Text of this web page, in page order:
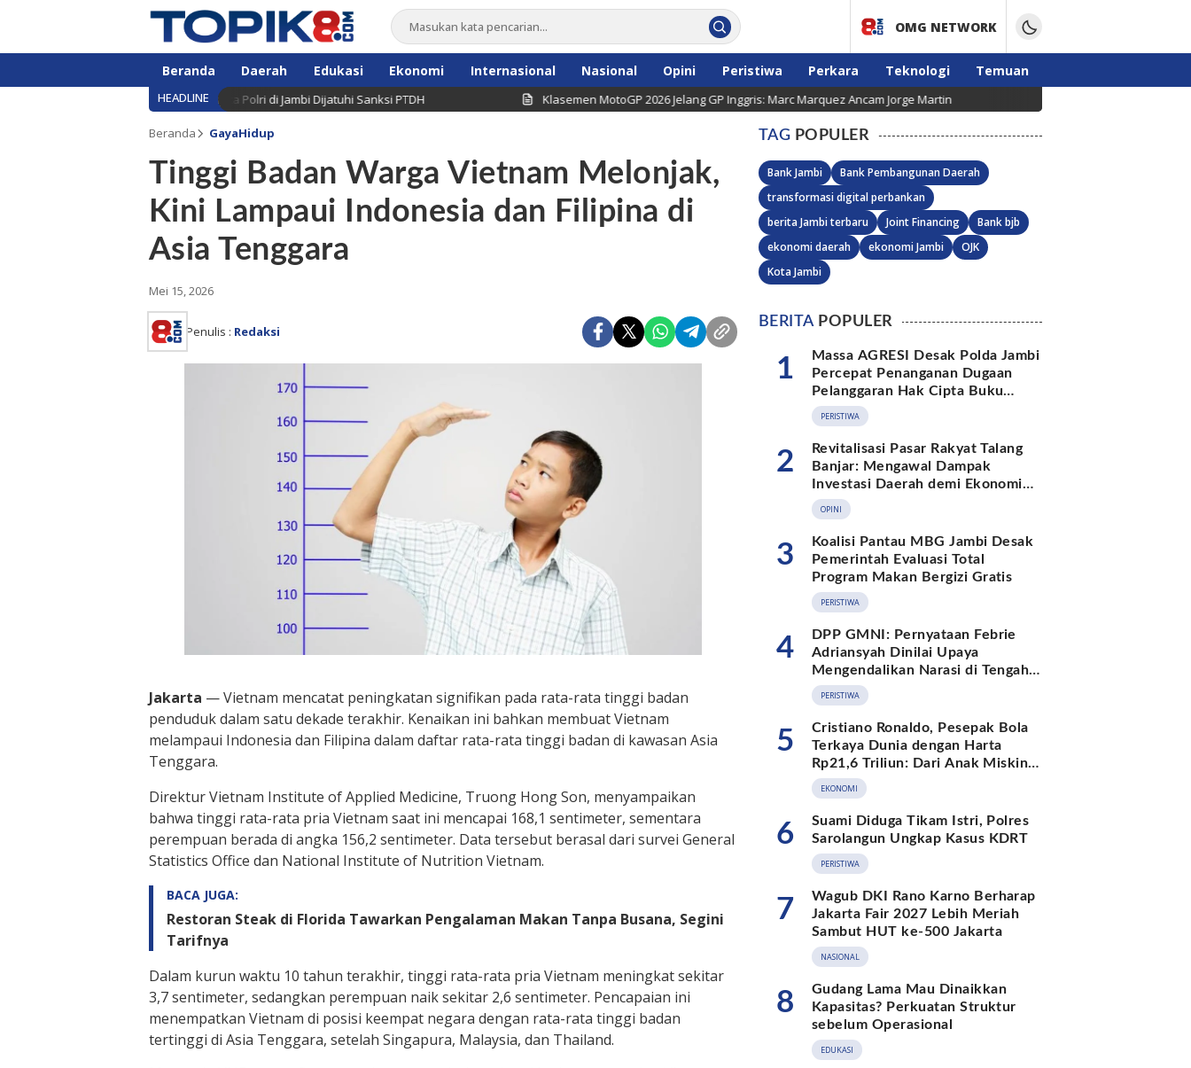
OMG NETWORK
Beranda Daerah Edukasi Ekonomi Internasional Nasional Opini Peristiwa Perkara Teknologi Temuan
HEADLINE
Brigadir EWS, Lima Anggota Polri di Jambi Dijatuhi Sanksi PTDH Klasemen MotoGP 2026 Jelang GP Inggris: Marc Marquez Ancam Jorge Martin
Beranda GayaHidup
Tinggi Badan Warga Vietnam Melonjak,
Kini Lampaui Indonesia dan Filipina di
Asia Tenggara
Mei 15, 2026
Penulis : Redaksi
Jakarta — Vietnam mencatat peningkatan signifikan pada rata-rata tinggi badan
penduduk dalam satu dekade terakhir. Kenaikan ini bahkan membuat Vietnam
melampaui Indonesia dan Filipina dalam daftar rata-rata tinggi badan di kawasan Asia
Tenggara.
Direktur Vietnam Institute of Applied Medicine, Truong Hong Son, menyampaikan
bahwa tinggi rata-rata pria Vietnam saat ini mencapai 168,1 sentimeter, sementara
perempuan berada di angka 156,2 sentimeter. Data tersebut berasal dari survei General
Statistics Office dan National Institute of Nutrition Vietnam.
BACA JUGA:
Restoran Steak di Florida Tawarkan Pengalaman Makan Tanpa Busana, Segini
Tarifnya
Dalam kurun waktu 10 tahun terakhir, tinggi rata-rata pria Vietnam meningkat sekitar
3,7 sentimeter, sedangkan perempuan naik sekitar 2,6 sentimeter. Pencapaian ini
menempatkan Vietnam di posisi keempat negara dengan rata-rata tinggi badan
tertinggi di Asia Tenggara, setelah Singapura, Malaysia, dan Thailand.
TAG POPULER
Bank Jambi
Bank Pembangunan Daerah
transformasi digital perbankan
berita Jambi terbaru
Joint Financing
Bank bjb
ekonomi daerah
ekonomi Jambi
OJK
Kota Jambi
BERITAPOPULER
1
Massa AGRESI Desak Polda Jambi
Percepat Penanganan Dugaan
Pelanggaran Hak Cipta Buku
Hukum Adat Melayu Jambi
PERISTIWA
2
Revitalisasi Pasar Rakyat Talang
Banjar: Mengawal Dampak
Investasi Daerah demi Ekonomi
Berkelanjutan
OPINI
3
Koalisi Pantau MBG Jambi Desak
Pemerintah Evaluasi Total
Program Makan Bergizi Gratis
PERISTIWA
4
DPP GMNI: Pernyataan Febrie
Adriansyah Dinilai Upaya
Mengendalikan Narasi di Tengah
Deretan Fakta yang Belum
Terjawab
PERISTIWA
5
Cristiano Ronaldo, Pesepak Bola
Terkaya Dunia dengan Harta
Rp21,6 Triliun: Dari Anak Miskin
hingga Miliarder
EKONOMI
6
Suami Diduga Tikam Istri, Polres
Sarolangun Ungkap Kasus KDRT
PERISTIWA
7
Wagub DKI Rano Karno Berharap
Jakarta Fair 2027 Lebih Meriah
Sambut HUT ke-500 Jakarta
NASIONAL
8
Gudang Lama Mau Dinaikkan
Kapasitas? Perkuatan Struktur
sebelum Operasional
EDUKASI